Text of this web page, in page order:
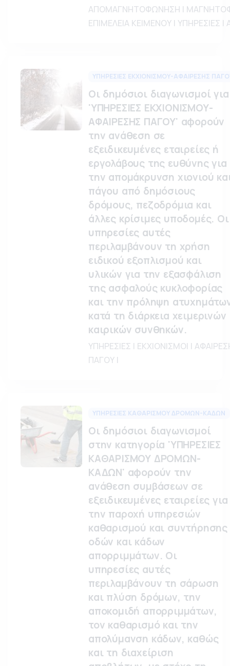
ΑΠΟΜΑΓΝΗΤΟΦΩΝΗΣΗ |
ΕΠΙΜΕΛΕΙΑ ΚΕΙΜΕΝΟΥ | ΥΠΗΡΕΣΙΕΣ |
ΥΠΗΡΕΣΙΕΣ ΕΚΧΙΟΝΙΣΜΟΥ-ΑΦΑΙΡΕΣΗΣ
Οι δημόσιοι διαγωνισμοί για
'ΥΠΗΡΕΣΙΕΣ ΕΚΧΙΟΝΙΣΜΟΥ-
ΑΦΑΙΡΕΣΗΣ ΠΑΓΟΥ' αφορούν
την ανάθεση σε
εξειδικευμένες εταιρείες ή
εργολάβους της ευθύνης για
την απομάκρυνση χιονιού
πάγου από δημόσιους
δρόμους, πεζοδρόμια και
άλλες κρίσιμες υποδομές. Οι
υπηρεσίες αυτές
περιλαμβάνουν τη χρήση
ειδικού εξοπλισμού και
υλικών για την εξασφάλιση
της ασφαλούς κυκλοφορίας
και την πρόληψη
κατά τη διάρκεια χειμερινών
καιρικών συνθηκών.
ΥΠΗΡΕΣΙΕΣ | ΕΚΧΙΟΝΙΣΜΟΙ |
ΠΑΓΟΥ |
ΥΠΗΡΕΣΙΕΣ ΚΑΘΑΡΙΣΜΟΥ ΔΡΟΜΩΝ-ΚΑΔΩΝ
Οι δημόσιοι διαγωνισμοί
στην κατηγορία 'ΥΠΗΡΕΣΙΕΣ
ΚΑΘΑΡΙΣΜΟΥ ΔΡΟΜΩΝ-
ΚΑΔΩΝ' αφορούν την
ανάθεση συμβάσεων σε
εξειδικευμένες εταιρείες για
την παροχή υπηρεσιών
καθαρισμού και συντήρησης
οδών και κάδων
απορριμμάτων. Οι
υπηρεσίες αυτές
περιλαμβάνουν τη σάρωση
και πλύση δρόμων, την
αποκομιδή απορριμμάτων,
τον καθαρισμό και την
απολύμανση κάδων, καθώς
και τη διαχείριση